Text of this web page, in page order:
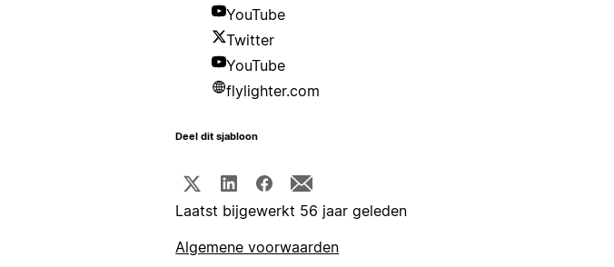
YouTube
Twitter
YouTube
flylighter.com
Deel dit sjabloon
Laatst bijgewerkt 56 jaar geleden
Algemene voorwaarden